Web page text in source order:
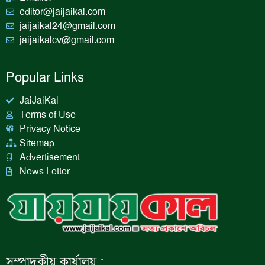
editor@jaijaikal.com
jaijaikal24@gmail.com
jaijaikalcv@gmail.com
Popular Links
JaiJaiKal
Terms of Use
Privacy Notice
Sitemap
Advertisement
News Letter